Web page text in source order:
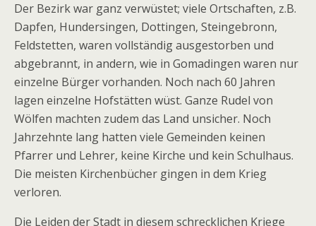
Der Bezirk war ganz verwüstet; viele Ortschaften, z.B.
Dapfen, Hundersingen, Dottingen, Steingebronn,
Feldstetten, waren vollständig ausgestorben und
abgebrannt, in andern, wie in Gomadingen waren nur
einzelne Bürger vorhanden. Noch nach 60 Jahren
lagen einzelne Hofstätten wüst. Ganze Rudel von
Wölfen machten zudem das Land unsicher. Noch
Jahrzehnte lang hatten viele Gemeinden keinen
Pfarrer und Lehrer, keine Kirche und kein Schulhaus.
Die meisten Kirchenbücher gingen in dem Krieg
verloren.
Die Leiden der Stadt in diesem schrecklichen Kriege